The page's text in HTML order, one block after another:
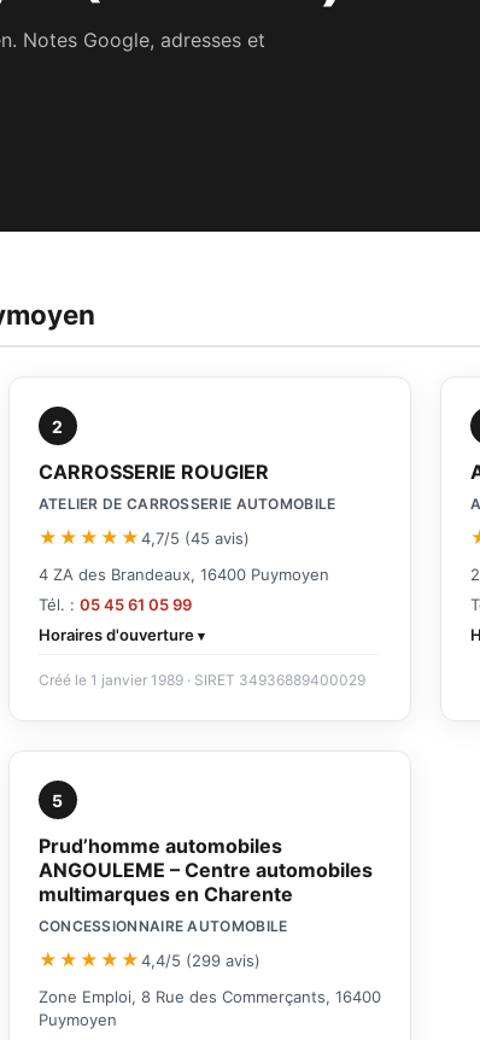
Notes Google, adresses et
2
CARROSSERIE ROUGIER
ATELIER DE CARROSSERIE AUTOMOBILE
★★★★★4,7/5 (45 avis)
4 ZA des Brandeaux, 16400 Puymoyen
Tél. : 05 45 61 05 99
Horaires d'ouverture
Créé le 1 janvier 1989 · SIRET 34936889400029
5
Prud’homme automobiles
ANGOULEME – Centre automobiles
multimarques en Charente
CONCESSIONNAIRE AUTOMOBILE
★★★★★4,4/5 (299 avis)
Zone Emploi, 8 Rue des Commerçants, 16400
Puymoyen